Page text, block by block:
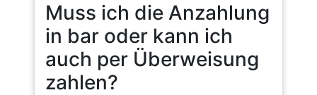
Muss ich die Anzahlung
in bar oder kann ich
auch per Überweisung
zahlen?